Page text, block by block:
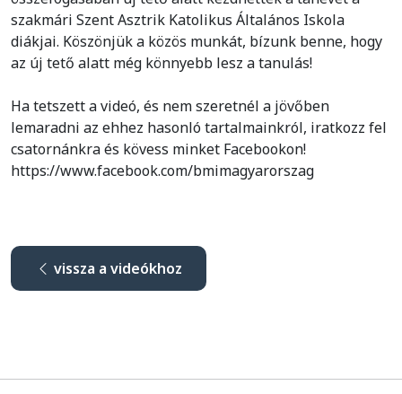
szakmári Szent Asztrik Katolikus Általános Iskola
diákjai. Köszönjük a közös munkát, bízunk benne, hogy
az új tető alatt még könnyebb lesz a tanulás!
Ha tetszett a videó, és nem szeretnél a jövőben
lemaradni az ehhez hasonló tartalmainkról, iratkozz fel
csatornánkra és kövess minket Facebookon!
https://www.facebook.com/bmimagyarorszag
vissza a videókhoz